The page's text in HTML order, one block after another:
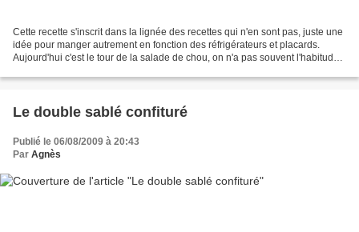
Cette recette s'inscrit dans la lignée des recettes qui n'en sont pas, juste une
idée pour manger autrement en fonction des réfrigérateurs et placards.
Aujourd'hui c'est le tour de la salade de chou, on n'a pas souvent l'habitude
Le double sablé confituré
Publié le 06/08/2009 à 20:43
Par Agnès